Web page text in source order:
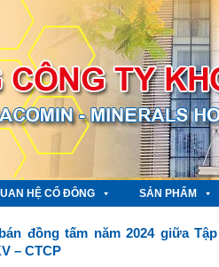
HỆ CỔ ĐÔNG SẢN PHẨM
đồng tấm năm 2024 giữa
– CTCP